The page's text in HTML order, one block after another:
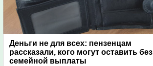
Деньги не для всех: пензенцам
рассказали, кого могут оставить без
семейной выплаты